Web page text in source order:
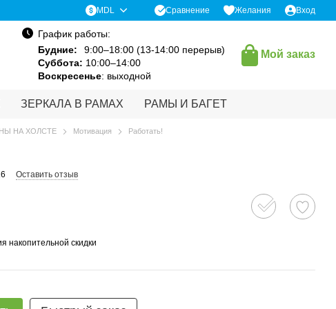
MDL Сравнение Желания Вход
График работы:
Будние:
9:00–18:00 (13-14:00 перерыв)
Суббота: 10:00–14:00
Воскресенье: выходной
Мой заказ
ЗЕРКАЛА В РАМАХ РАМЫ И БАГЕТ
НА ХОЛСТЕ Мотивация Работать!
Оставить отзыв
накопительной скидки